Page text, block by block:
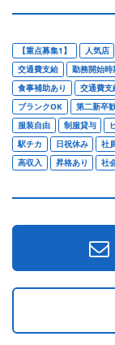
【重点募集1】 人気店
交通費支給
勤務開始時
食事補助あり
交通費支
ブランクOK
第二新卒
服装自由
制服貸与
駅チカ
日祝休み 社
高収入
昇格あり 社